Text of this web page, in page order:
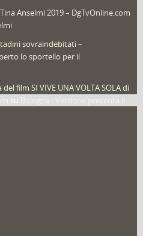
Anselmi 2019 – DgTvOnline.com
sovraindebitati –
lo sportello per il
film SI VIVE UNA VOLTA SOLA di
su